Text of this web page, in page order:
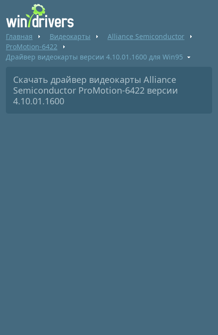
Главная Видеокарты
Alliance Semiconductor
ProMotion-6422
Драйвер видеокарты версии 4.10.01.1600 для Win95
Скачать драйвер видеокарты Alliance
Semiconductor ProMotion-6422 версии
4.10.01.1600